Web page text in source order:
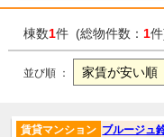
棟数1件 (総物件数： 1
並び順 ：
ブルージュ
賃貸マンション